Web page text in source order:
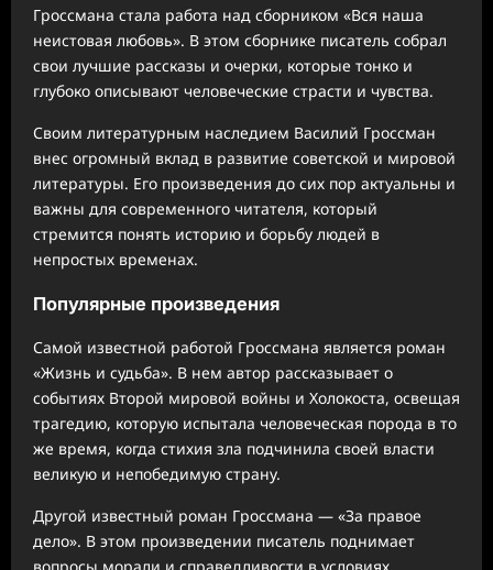
Гроссмана стала работа над сборником «Вся наша
неистовая любовь». В этом сборнике писатель собрал
свои лучшие рассказы и очерки, которые тонко и
глубоко описывают человеческие страсти и чувства.
Своим литературным наследием Василий Гроссман
внес огромный вклад в развитие советской и мировой
литературы. Его произведения до сих пор актуальны и
важны для современного читателя, который
стремится понять историю и борьбу людей в
непростых временах.
Популярные произведения
Самой известной работой Гроссмана является роман
«Жизнь и судьба». В нем автор рассказывает о
событиях Второй мировой войны и Холокоста, освещая
трагедию, которую испытала человеческая порода в то
же время, когда стихия зла подчинила своей власти
великую и непобедимую страну.
Другой известный роман Гроссмана — «За правое
дело». В этом произведении писатель поднимает